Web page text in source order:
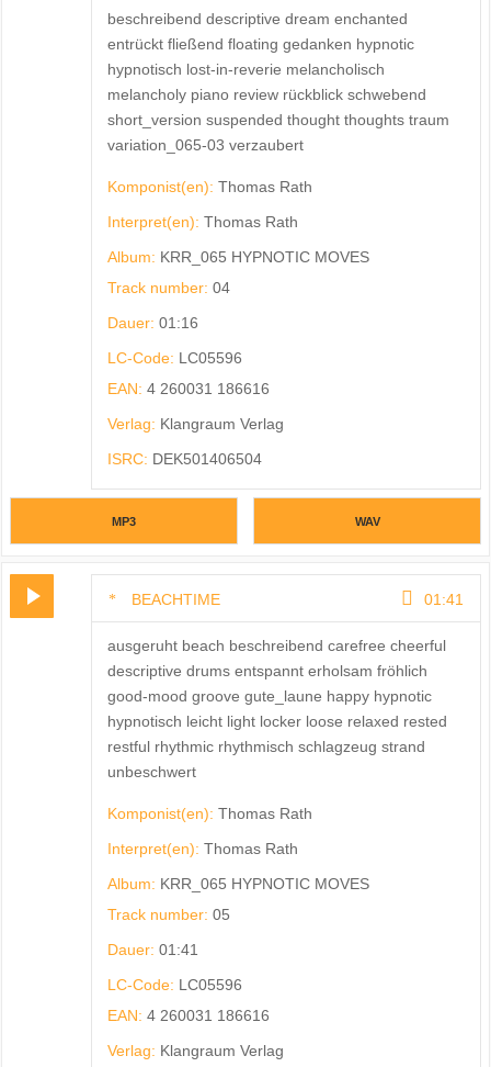
beschreibend descriptive dream enchanted
entrückt fließend floating gedanken hypnotic
hypnotisch lost-in-reverie melancholisch
melancholy piano review rückblick schwebend
short_version suspended thought thoughts traum
variation_065-03 verzaubert
Komponist(en): Thomas Rath
Interpret(en): Thomas Rath
Album: KRR_065 HYPNOTIC MOVES
Track number: 04
Dauer: 01:16
LC-Code: LC05596
EAN: 4 260031 186616
Verlag: Klangraum Verlag
ISRC: DEK501406504
MP3 WAV
BEACHTIME 01:41
ausgeruht beach beschreibend carefree cheerful
descriptive drums entspannt erholsam fröhlich
good-mood groove gute_laune happy hypnotic
hypnotisch leicht light locker loose relaxed rested
restful rhythmic rhythmisch schlagzeug strand
unbeschwert
Komponist(en): Thomas Rath
Interpret(en): Thomas Rath
Album: KRR_065 HYPNOTIC MOVES
Track number: 05
Dauer: 01:41
LC-Code: LC05596
EAN: 4 260031 186616
Verlag: Klangraum Verlag